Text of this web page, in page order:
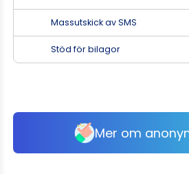
Massutskick av SMS
Stöd för bilagor
Mer om